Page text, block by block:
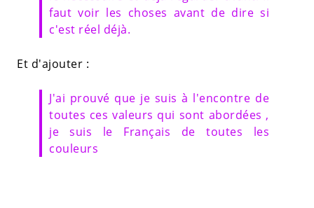
faut voir les choses avant de dire si
c'est réel déjà.
Et d'ajouter :
J'ai prouvé que je suis à l'encontre de
toutes ces valeurs qui sont abordées ,
je suis le Français de toutes les
couleurs